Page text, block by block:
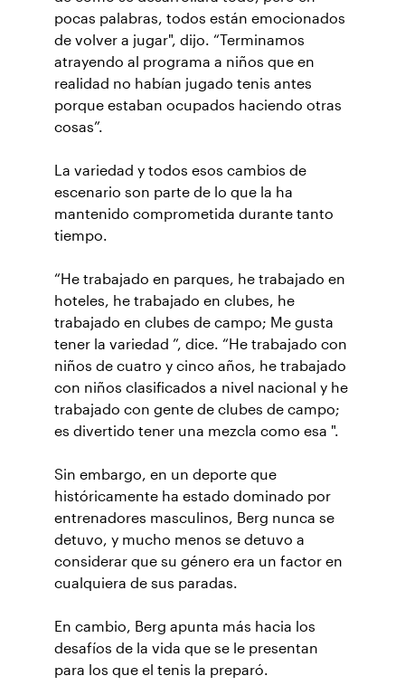
pocas palabras, todos están emocionados
de volver a jugar", dijo. “Terminamos
atrayendo al programa a niños que en
realidad no habían jugado tenis antes
porque estaban ocupados haciendo otras
cosas”.
La variedad y todos esos cambios de
escenario son parte de lo que la ha
mantenido comprometida durante tanto
tiempo.
“He trabajado en parques, he trabajado en
hoteles, he trabajado en clubes, he
trabajado en clubes de campo; Me gusta
tener la variedad ”, dice. “He trabajado con
niños de cuatro y cinco años, he trabajado
con niños clasificados a nivel nacional y he
trabajado con gente de clubes de campo;
es divertido tener una mezcla como esa ".
Sin embargo, en un deporte que
históricamente ha estado dominado por
entrenadores masculinos, Berg nunca se
detuvo, y mucho menos se detuvo a
considerar que su género era un factor en
cualquiera de sus paradas.
En cambio, Berg apunta más hacia los
desafíos de la vida que se le presentan
para los que el tenis la preparó.